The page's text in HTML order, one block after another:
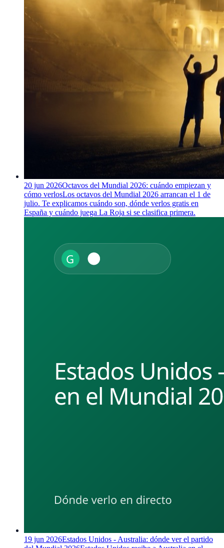
20 jun 2026Octavos del Mundial 2026: cuándo empiezan y
cómo verlosLos octavos del Mundial 2026 arrancan el 1 de
julio. Te explicamos cuándo son, dónde verlos gratis en
España y cuándo juega La Roja si se clasifica primera.
19 jun 2026Estados Unidos - Australia: dónde ver el partido